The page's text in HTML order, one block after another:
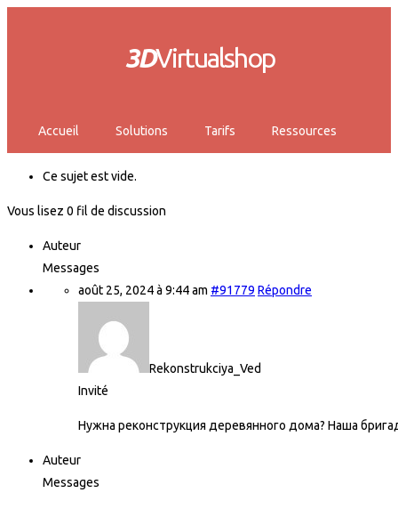
3DVirtualshop
Accueil Solutions Tarifs Ressources
Ce sujet est vide.
Vous lisez 0 fil de discussion
Auteur
Messages
août 25, 2024 à 9:44 am #91779 Répondre
Rekonstrukciya_Ved
Invité
Нужна реконструкция деревянного дома? Наша
Auteur
Messages